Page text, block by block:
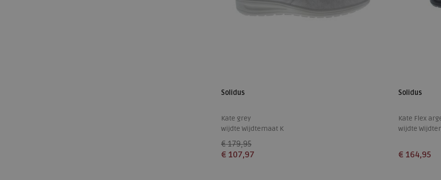
Solidus
Kate grey
wijdte Wijdtemaat K
€ 179,95
€ 107,97
Solidus
Kate Flex
wijdte
€ 164,95